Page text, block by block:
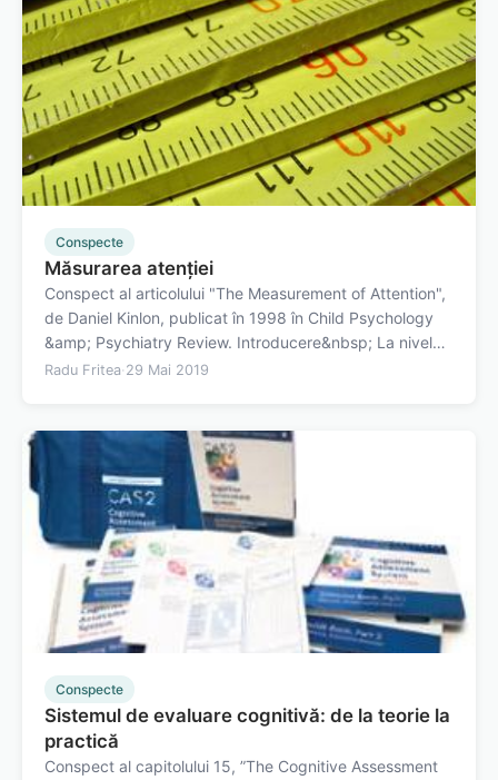
Conspecte
Măsurarea atenției
Conspect al articolului "The Measurement of Attention",
de Daniel Kinlon, publicat în 1998 în Child Psychology
&amp; Psychiatry Review. Introducere&nbsp; La nivelul
atenției au fost identificate două modalități în care
Radu Fritea· 29 Mai 2019
Conspecte
Sistemul de evaluare cognitivă: de la teorie la
practică
Conspect al capitolului 15, ”The Cognitive Assessment